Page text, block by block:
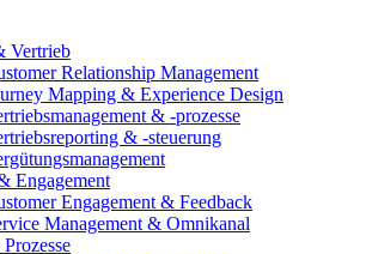
Vertrieb
Relationship Management
Mapping & Experience Design
& -prozesse
& -steuerung
Engagement
Engagement & Feedback
Management & Omnikanal